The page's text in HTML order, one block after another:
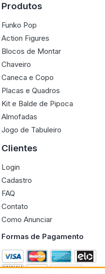
Produtos
Funko Pop
Action Figures
Blocos de Montar
Chaveiro
Caneca e Copo
Placas e Quadros
Kit e Balde de Pipoca
Almofadas
Jogo de Tabuleiro
Clientes
Login
Cadastro
FAQ
Contato
Como Anunciar
Formas de Pagamento